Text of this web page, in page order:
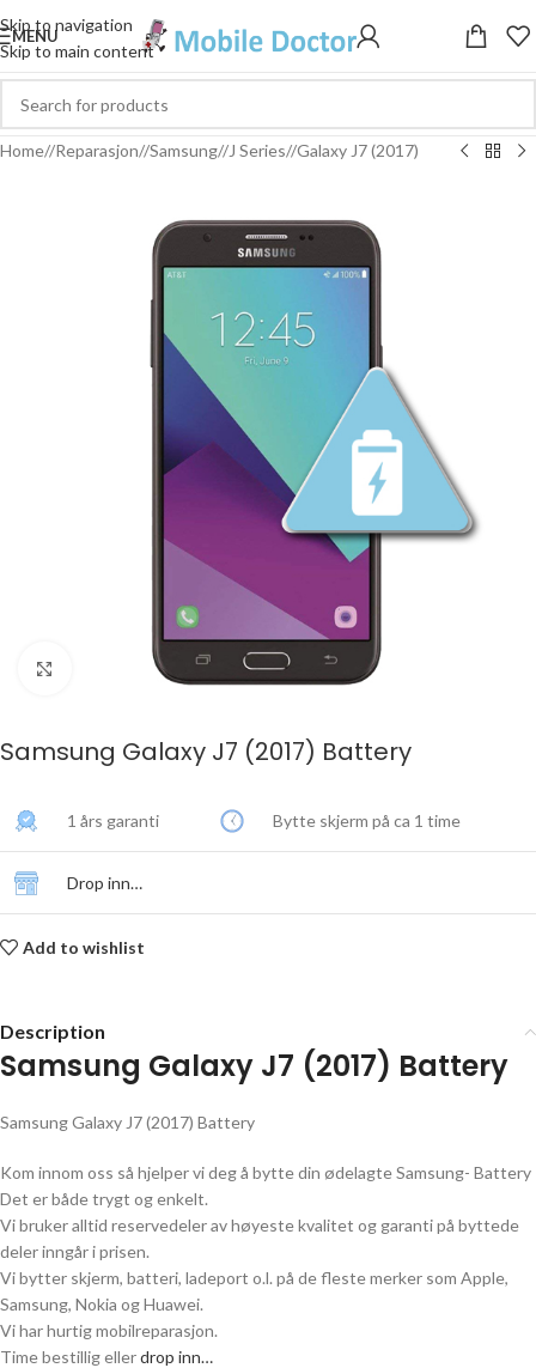
Skip to navigation
Skip to main content
MENU
Home/ Reparasjon/ Samsung/ J Series/ Galaxy J7 (2017)
Click to enlarge
Samsung Galaxy J7 (2017) Battery
1 års garanti Bytte skjerm på ca 1 time
Drop inn…
Add to wishlist
Description
Samsung Galaxy J7 (2017) Battery
Samsung Galaxy J7 (2017) Battery
Kom innom oss så hjelper vi deg å bytte din ødelagte Samsung- Battery
Det er både trygt og enkelt.
Vi bruker alltid reservedeler av høyeste kvalitet og garanti på byttede
deler inngår i prisen.
Vi bytter skjerm, batteri, ladeport o.l. på de fleste merker som Apple,
Samsung, Nokia og Huawei.
Vi har hurtig mobilreparasjon.
Time bestillig ellerdrop inn…